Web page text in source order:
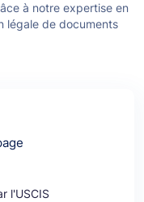
à notre expertise en
légale de documents
l'USCIS